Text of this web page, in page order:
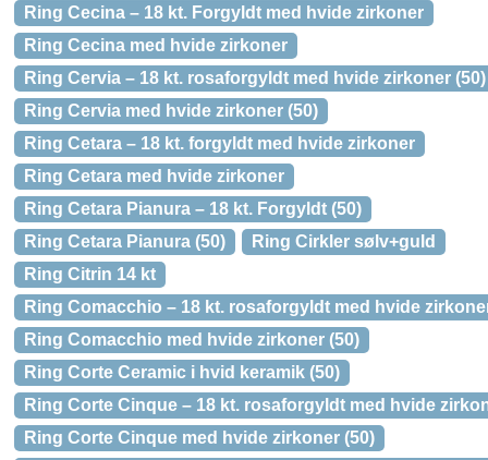
Ring Cecina – 18 kt. Forgyldt med hvide zirkoner
Ring Cecina med hvide zirkoner
Ring Cervia – 18 kt. rosaforgyldt med hvide zirkoner (50)
Ring Cervia med hvide zirkoner (50)
Ring Cetara – 18 kt. forgyldt med hvide zirkoner
Ring Cetara med hvide zirkoner
Ring Cetara Pianura – 18 kt. Forgyldt (50)
Ring Cetara Pianura (50)
Ring Cirkler sølv+guld
Ring Citrin 14 kt
Ring Comacchio – 18 kt. rosaforgyldt med hvide
Ring Comacchio med hvide zirkoner (50)
Ring Corte Ceramic i hvid keramik (50)
Ring Corte Cinque – 18 kt. rosaforgyldt med hvide
Ring Corte Cinque med hvide zirkoner (50)